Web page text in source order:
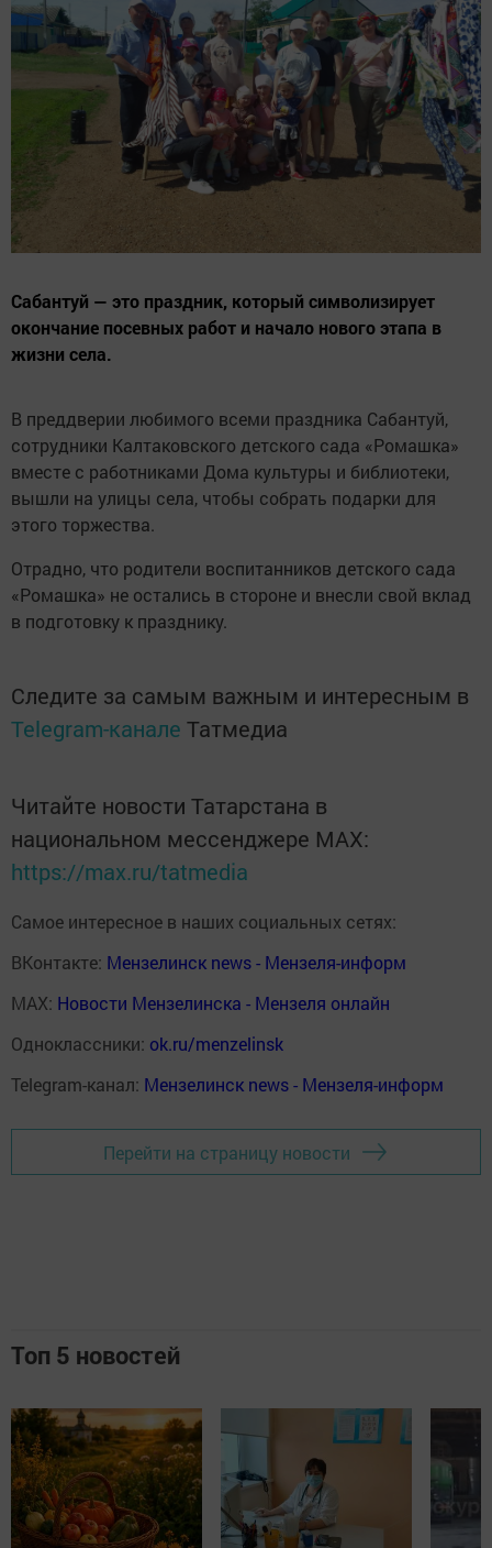
Сабантуй — это праздник, который символизирует
окончание посевных работ и начало нового этапа в
жизни села.
В преддверии любимого всеми праздника Сабантуй,
сотрудники Калтаковского детского сада «Ромашка»
вместе с работниками Дома культуры и библиотеки,
вышли на улицы села, чтобы собрать подарки для
этого торжества.
Отрадно, что родители воспитанников детского сада
«Ромашка» не остались в стороне и внесли свой вклад
в подготовку к празднику.
Следите за самым важным и интересным в
Telegram-канале Татмедиа
Читайте новости Татарстана в
национальном мессенджере MАХ:
https://max.ru/tatmedia
Самое интересное в наших социальных сетях:
ВКонтакте: Мензелинск news - Мензеля-информ
MAX: Новости Мензелинска - Мензеля онлайн
Одноклассники: ok.ru/menzelinsk
Telegram-канал: Мензелинск news - Мензеля-информ
Перейти на страницу новости
Топ 5 новостей